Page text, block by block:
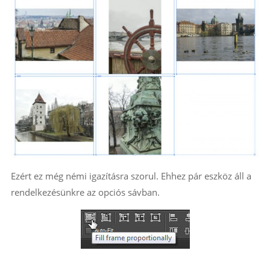
Ezért ez még némi igazításra szorul. Ehhez pár eszköz áll a
rendelkezésünkre az opciós sávban.